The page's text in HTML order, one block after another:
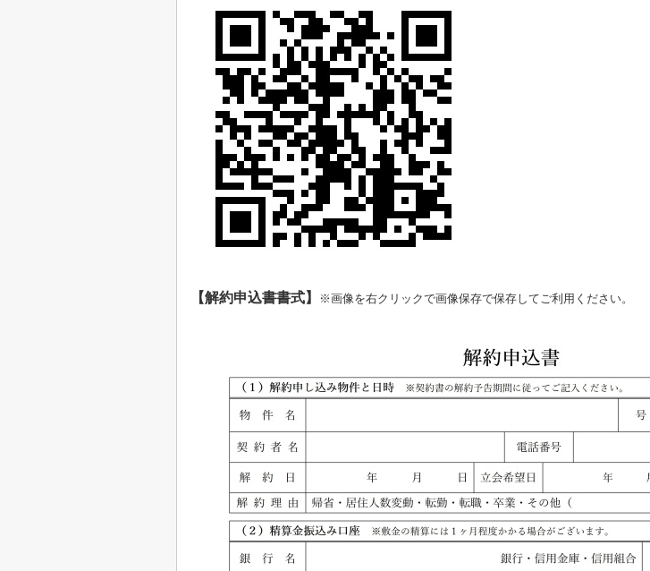
【解約申込書書式】 ※画像を右クリックで画像保存で保存してご利用ください。